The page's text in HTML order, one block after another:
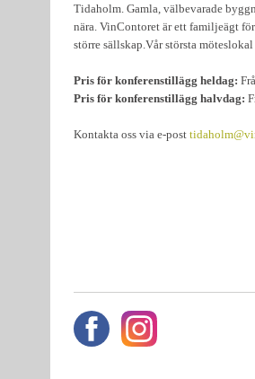
Tidaholm. Gamla, välbevarade
nära. VinContoret är ett familjeägt
större sällskap.Vår största
Pris för konferenstillägg heldag:
Pris för konferenstillägg halvdag:
Kontakta oss via e-post